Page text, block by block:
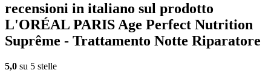
recensioni in italiano sul prodotto
L'ORÉAL PARIS Age Perfect Nutrition
Suprême - Trattamento Notte Riparatore
5,0 su 5 stelle